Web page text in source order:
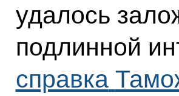
удалось
подлинной
справка